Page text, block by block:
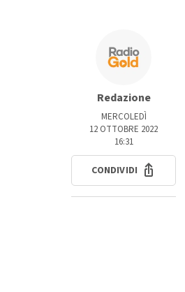
Redazione
MERCOLEDÌ
12 OTTOBRE 2022
16:31
CONDIVIDI